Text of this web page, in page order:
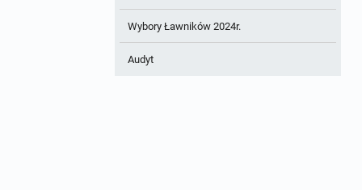
Wybory Ławników 2024r.
Audyt